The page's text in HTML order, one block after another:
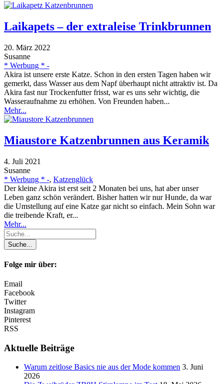
Laikapets – der extraleise Trinkbrunnen
20. März 2022
Susanne
* Werbung * -
Akira ist unsere erste Katze. Schon in den ersten Tagen haben wir
gemerkt, dass Wasser aus dem Napf überhaupt nicht attraktiv ist. Da
Akira fast nur Trockenfutter frisst, war es uns sehr wichtig, die
Wasseraufnahme zu erhöhen. Von Freunden haben...
Mehr...
Miaustore Katzenbrunnen aus Keramik
4. Juli 2021
Susanne
* Werbung * -, Katzenglück
Der kleine Akira ist erst seit 2 Monaten bei uns, hat aber unser
Leben ganz schön verändert. Bisher hatten wir nur Hunde, da war
die Umstellung auf eine Katze gar nicht so einfach. Mein Sohn war
die treibende Kraft, er...
Mehr...
Folge mir über:
Email
Facebook
Twitter
Instagram
Pinterest
RSS
Aktuelle Beiträge
Warum zeitlose Basics nie aus der Mode kommen 3. Juni
2026